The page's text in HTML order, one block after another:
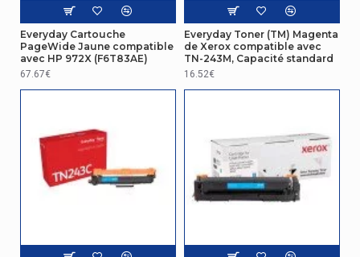
Everyday Cartouche
PageWide Jaune compatible
avec HP 972X (F6T83AE)
67.67€
Everyday Toner (TM) Magenta
de Xerox compatible avec
TN-243M, Capacité standard
16.52€